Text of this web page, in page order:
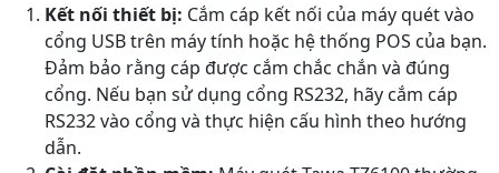
Kết nối thiết bị: Cắm cáp kết nối của máy quét vào
cổng USB trên máy tính hoặc hệ thống POS của bạn.
Đảm bảo rằng cáp được cắm chắc chắn và đúng
cổng. Nếu bạn sử dụng cổng RS232, hãy cắm cáp
RS232 vào cổng và thực hiện cấu hình theo hướng
dẫn.